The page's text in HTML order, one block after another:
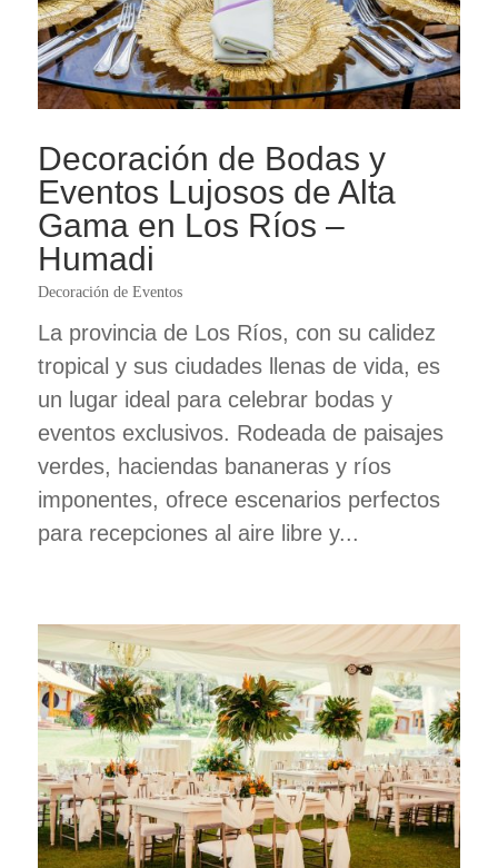
Decoración de Bodas y
Eventos Lujosos de Alta
Gama en Los Ríos –
Humadi
Decoración de Eventos
La provincia de Los Ríos, con su calidez
tropical y sus ciudades llenas de vida, es
un lugar ideal para celebrar bodas y
eventos exclusivos. Rodeada de paisajes
verdes, haciendas bananeras y ríos
imponentes, ofrece escenarios perfectos
para recepciones al aire libre y...